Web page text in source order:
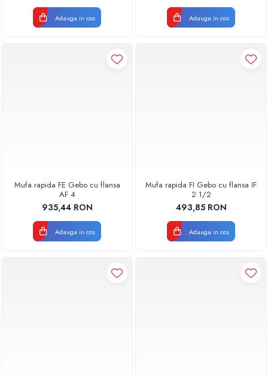
Adauga in cos Adauga in cos
Mufa rapida FE Gebo cu flansa
AF 4
935,44 RON
Adauga in cos
Mufa rapida FI Gebo cu flansa IF
2 1/2
493,85 RON
Adauga in cos